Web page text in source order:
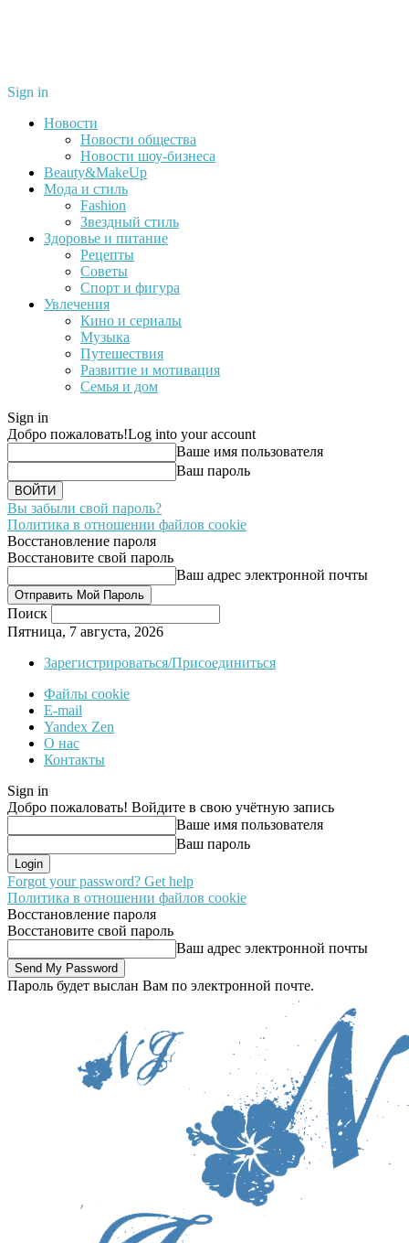
Sign in
Новости
Новости общества
Новости шоу-бизнеса
Beauty&MakeUp
Мода и стиль
Fashion
Звездный стиль
Здоровье и питание
Рецепты
Советы
Спорт и фигура
Увлечения
Кино и сериалы
Музыка
Путешествия
Развитие и мотивация
Семья и дом
Sign in
Добро пожаловать!Log into your account
Ваше имя пользователя
Ваш пароль
Вы забыли свой пароль?
Политика в отношении файлов cookie
Восстановление пароля
Восстановите свой пароль
Ваш адрес электронной почты
Поиск
Пятница, 7 августа, 2026
Зарегистрироваться/Присоединиться
Файлы cookie
E-mail
Yandex Zen
О нас
Контакты
Sign in
Добро пожаловать! Войдите в свою учётную запись
Ваше имя пользователя
Ваш пароль
Forgot your password? Get help
Политика в отношении файлов cookie
Восстановление пароля
Восстановите свой пароль
Ваш адрес электронной почты
Пароль будет выслан Вам по электронной почте.